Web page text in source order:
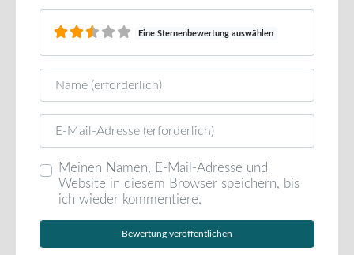
Eine Sternenbewertung auswählen
Name
E-Mail
Meinen Namen, E-Mail-Adresse und
Website in diesem Browser speichern, bis
ich wieder kommentiere.